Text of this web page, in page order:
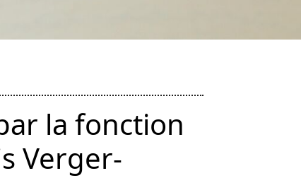
la fonction
Verger-